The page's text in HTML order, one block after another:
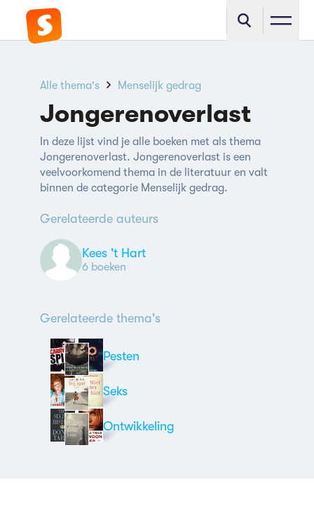
Alle thema's Menselijk gedrag
Jongerenoverlast
In deze lijst vind je alle boeken met als thema
Jongerenoverlast. Jongerenoverlast is een
veelvoorkomend thema in de literatuur en valt
binnen de categorie Menselijk gedrag.
Gerelateerde auteurs
Kees 't Hart
6 boeken
Gerelateerde thema's
Pesten
Seks
Ontwikkeling